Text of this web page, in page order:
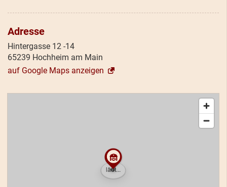
Adresse
Hintergasse 12 -14
65239 Hochheim am Main
auf Google Maps anzeigen